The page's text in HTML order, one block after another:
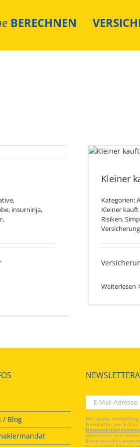
BERECHNEN
,
, insurninja,
,
Kleiner
Kategorien:
Kleiner
Risiken,
Weiterlesen
/ Blog
Mit deiner
Newsletter per E-
Datenschutzhinweise
genommen und
Einverständnis